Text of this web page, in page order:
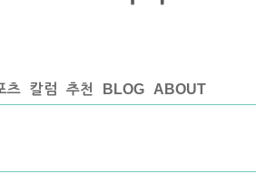
츠 칼럼 추천 BLOG ABOUT